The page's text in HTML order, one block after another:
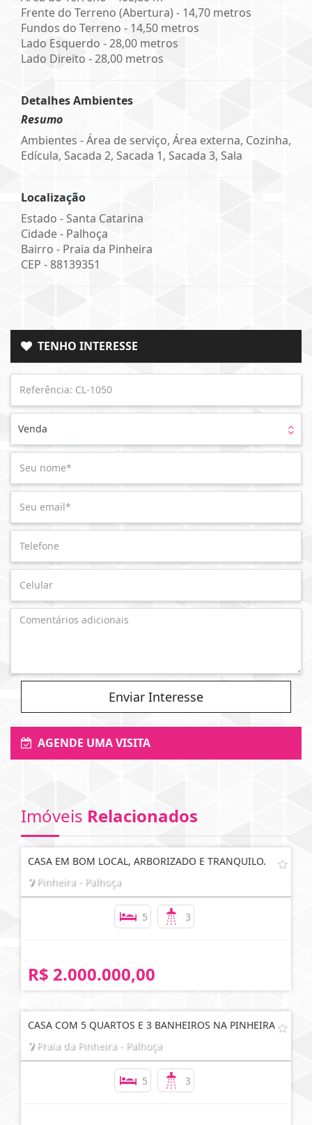
Frente do Terreno (Abertura) - 14,70 metros
Fundos do Terreno - 14,50 metros
Lado Esquerdo - 28,00 metros
Lado Direito - 28,00 metros
Detalhes Ambientes
Resumo
Ambientes - Área de serviço, Área externa, Cozinha,
Edícula, Sacada 2, Sacada 1, Sacada 3, Sala
Localização
Estado -Santa Catarina
Cidade - Palhoça
Bairro - Praia da Pinheira
CEP -88139351
TENHO INTERESSE
Venda
Enviar Interesse
AGENDE UMA VISITA
Imóveis Relacionados
CASA EM BOM LOCAL, ARBORIZADO E TRANQUILO.
Pinheira - Palhoça
5 3
R$ 2.000.000,00
CASA COM 5 QUARTOS E 3 BANHEIROS NA PINHEIRA
Praia da Pinheira - Palhoça
5 3